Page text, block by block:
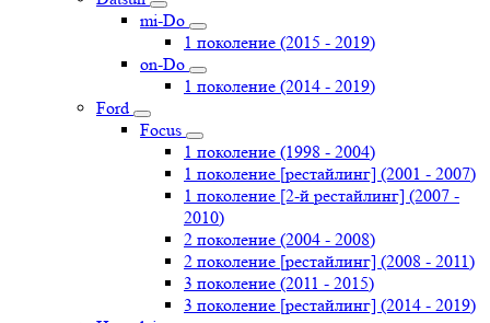
mi-Do
1 поколение (2015 - 2019)
on-Do
1 поколение (2014 - 2019)
Ford
Focus
1 поколение (1998 - 2004)
1 поколение [рестайлинг] (2001 - 2007)
1 поколение [2-й рестайлинг] (2007 -
2010)
2 поколение (2004 - 2008)
2 поколение [рестайлинг] (2008 - 2011)
3 поколение (2011 - 2015)
3 поколение [рестайлинг] (2014 - 2019)